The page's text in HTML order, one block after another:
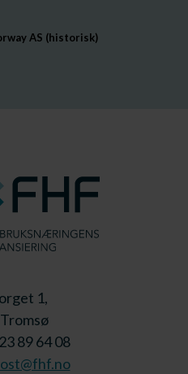
AS (historisk)
1,
89 64 08